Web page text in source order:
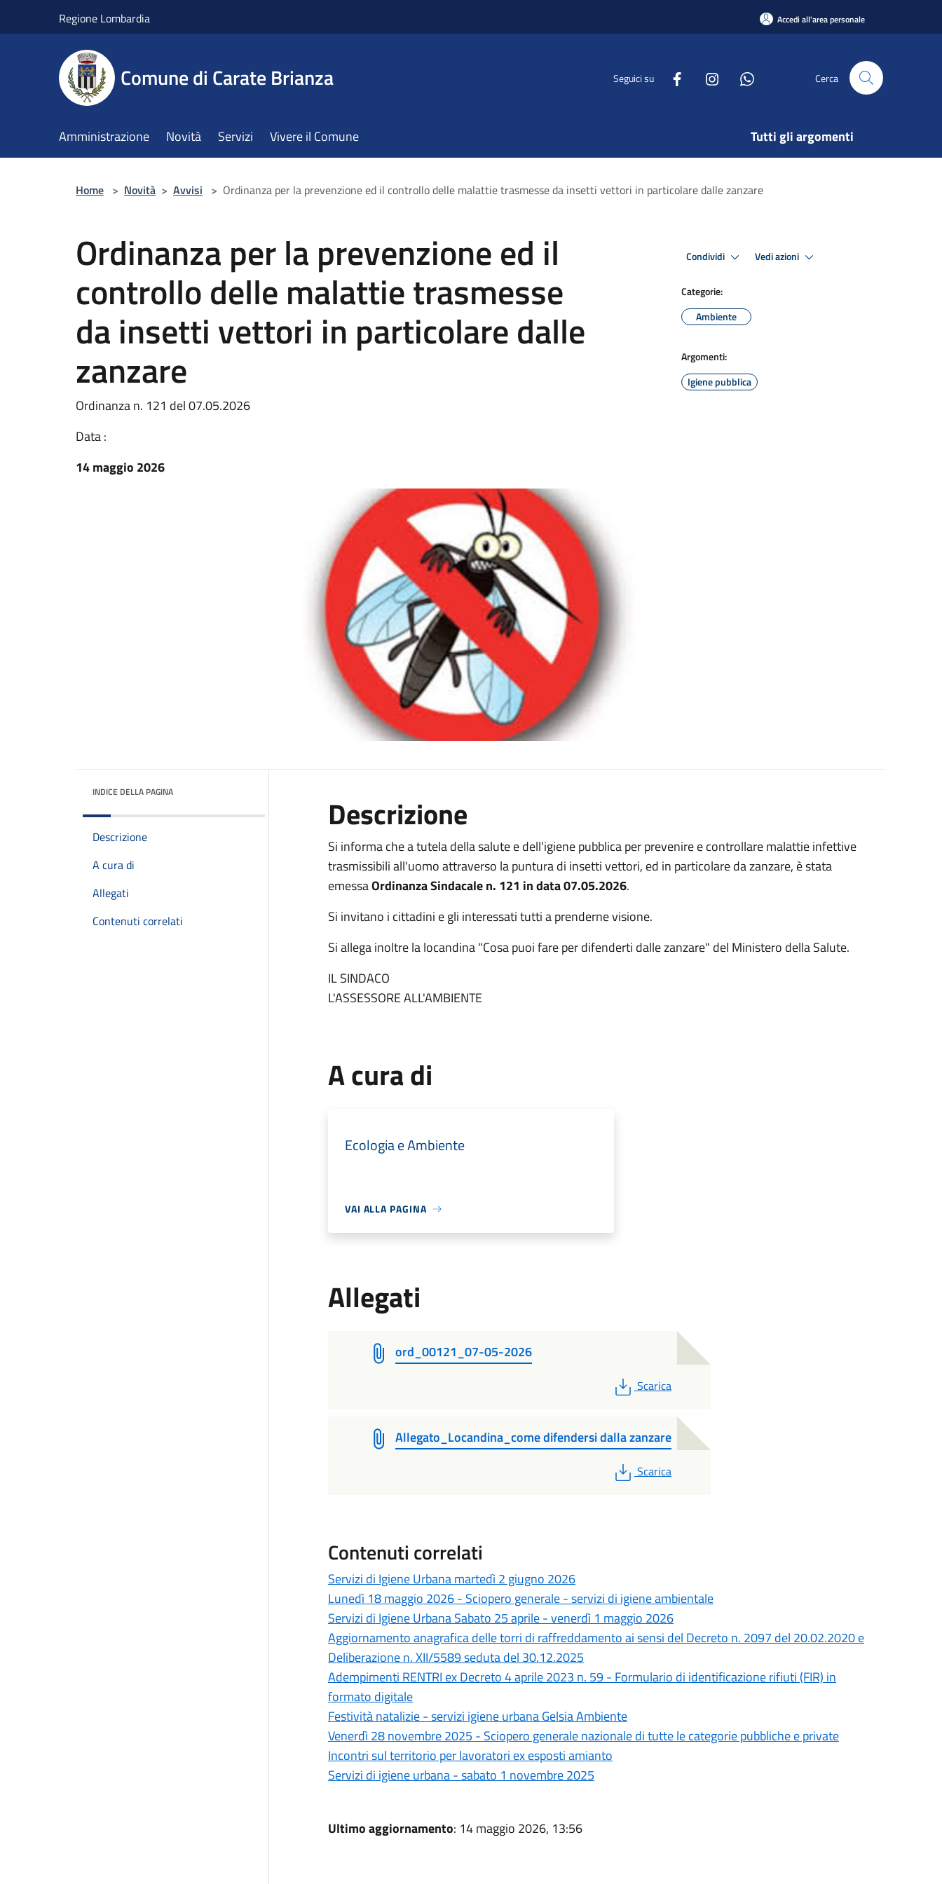
Regione Lombardia Accedi all'area personale
Comune di Carate Brianza Seguici su Cerca
Amministrazione Novità Servizi Vivere il Comune Tutti gli argomenti
Home > Novità > Avvisi > Ordinanza per la prevenzione ed il controllo delle malattie trasmesse da insetti vettori in particolare dalle zanzare
Ordinanza per la prevenzione ed il
controllo delle malattie trasmesse
da insetti vettori in particolare dalle
zanzare
Ordinanza n. 121 del 07.05.2026
Data :
14 maggio 2026
Condividi Vedi azioni
Categorie:
Ambiente
Argomenti:
Igiene pubblica
INDICE DELLA PAGINA
Descrizione
A cura di
Allegati
Contenuti correlati
Descrizione
Si informa che a tutela della salute e dell'igiene pubblica per prevenire e controllare malattie infettive
trasmissibili all'uomo attraverso la puntura di insetti vettori, ed in particolare da zanzare, è stata
emessaOrdinanza Sindacale n. 121 in data 07.05.2026.
Si invitano i cittadini e gli interessati tutti a prenderne visione.
Si allega inoltre la locandina "Cosa puoi fare per difenderti dalle zanzare" del Ministero della Salute.
IL SINDACO
L'ASSESSORE ALL'AMBIENTE
A cura di
Ecologia e Ambiente
VAI ALLA PAGINA
Allegati
ord_00121_07-05-2026
PDF
Scarica
Allegato_Locandina_come difendersi dalla zanzare
PDF
Scarica
Contenuti correlati
Servizi di Igiene Urbana martedì 2 giugno 2026
Lunedì 18 maggio 2026 - Sciopero generale - servizi di igiene ambientale
Servizi di Igiene Urbana Sabato 25 aprile - venerdì 1 maggio 2026
Aggiornamento anagrafica delle torri di raffreddamento ai sensi del Decreto n. 2097 del 20.02.2020 e
Deliberazione n. XII/5589 seduta del 30.12.2025
Adempimenti RENTRI ex Decreto 4 aprile 2023 n. 59 - Formulario di identificazione rifiuti (FIR) in
formato digitale
Festività natalizie - servizi igiene urbana Gelsia Ambiente
Venerdì 28 novembre 2025 - Sciopero generale nazionale di tutte le categorie pubbliche e private
Incontri sul territorio per lavoratori ex esposti amianto
Servizi di igiene urbana - sabato 1 novembre 2025
Ultimo aggiornamento: 14 maggio 2026, 13:56